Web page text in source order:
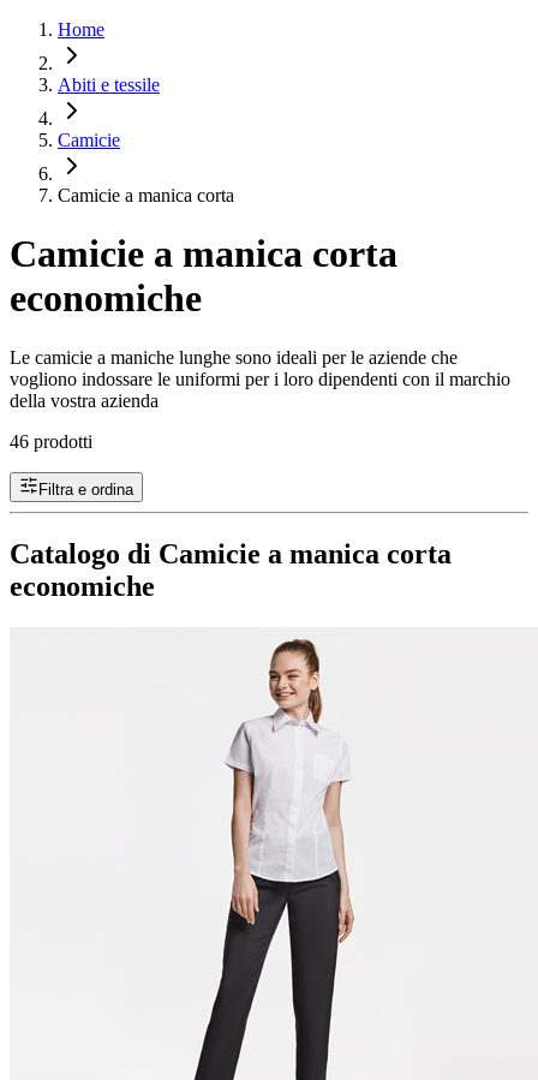
Home
Abiti e tessile
Camicie
Camicie a manica corta
Camicie a manica corta
economiche
Le camicie a maniche lunghe sono ideali per le aziende che
vogliono indossare le uniformi per i loro dipendenti con il marchio
della vostra azienda
46 prodotti
Filtra e ordina
Catalogo di Camicie a manica corta
economiche